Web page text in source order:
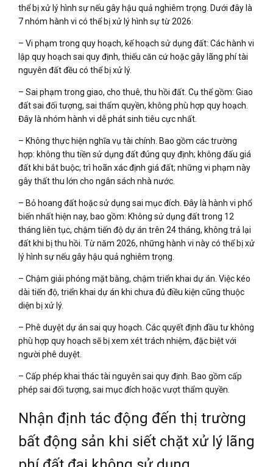
thể bị xử lý hình sự nếu gây hậu quả nghiêm trọng. Dưới đây là
7 nhóm hành vi có thể bị xử lý hình sự từ 2026:
– Vi phạm trong quy hoạch, kế hoạch sử dụng đất: Các hành vi
lập quy hoạch sai quy định, thiếu căn cứ hoặc gây lãng phí tài
nguyên đất đều có thể bị xử lý.
– Sai phạm trong giao, cho thuê, thu hồi đất. Cụ thể gồm: Giao
đất sai đối tượng, sai thẩm quyền, không phù hợp quy hoạch.
Đây là nhóm hành vi dễ phát sinh tiêu cực nhất.
– Không thực hiện nghĩa vụ tài chính. Bao gồm các trường
hợp: không thu tiền sử dụng đất đúng quy định; không đấu giá
đất khi bắt buộc; trì hoãn xác định giá đất; những vi phạm này
gây thất thu lớn cho ngân sách nhà nước.
– Bỏ hoang đất hoặc sử dụng sai mục đích. Đây là hành vi phổ
biến nhất hiện nay, bao gồm: Không sử dụng đất trong 12
tháng liên tục, chậm tiến độ dự án trên 24 tháng, không trả lại
đất khi bị thu hồi. Từ năm 2026, những hành vi này có thể bị xử
lý hình sự nếu gây hậu quả nghiêm trọng.
– Chậm giải phóng mặt bằng, chậm triển khai dự án. Việc kéo
dài tiến độ, triển khai dự án khi chưa đủ điều kiện cũng thuộc
diện bị xử lý.
– Phê duyệt dự án sai quy hoạch. Các quyết định đầu tư không
phù hợp quy hoạch sẽ bị xem xét trách nhiệm, đặc biệt với
người phê duyệt.
– Cấp phép khai thác tài nguyên sai quy định. Bao gồm cấp
phép sai đối tượng, sai mục đích hoặc vượt thẩm quyền.
Nhận định tác động đến thị trường
bất động sản khi siết chặt xử lý lãng